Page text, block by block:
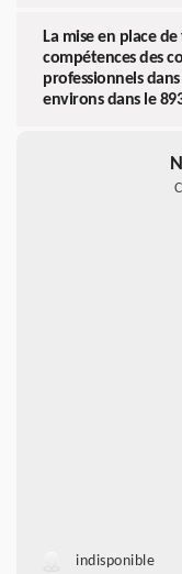
La mise en place
compétences des
professionnels
environs dans le
indisponible